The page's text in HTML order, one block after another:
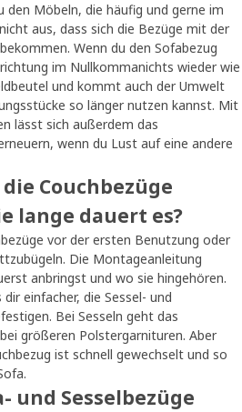
den Möbeln, die häufig und gerne im
aus, dass sich die Bezüge mit der
Wenn du den Sofabezug
im Nullkommanichts wieder wie
und kommt auch der Umwelt
so länger nutzen kannst. Mit
lässt sich außerdem das
wenn du Lust auf eine andere
Couchbezüge
lange dauert es?
vor der ersten Benutzung oder
Die Montageanleitung
anbringst und wo sie hingehören.
einfacher, die Sessel- und
Bei Sesseln geht das
größeren Polstergarnituren. Aber
ist schnell gewechselt und so
und Sesselbezüge